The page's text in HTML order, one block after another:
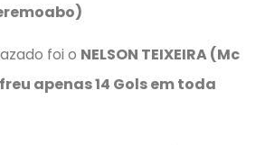
foi o NELSON TEIXEIRA (Mc
apenas 14 Gols em toda